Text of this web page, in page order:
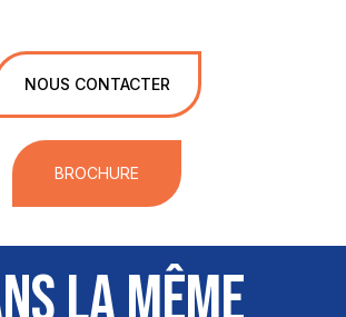
NOUS CONTACTER
BROCHURE